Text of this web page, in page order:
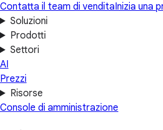
Contatta il team di venditaInizia una
Soluzioni
Prodotti
Settori
AI
Prezzi
Risorse
Console di amministrazione